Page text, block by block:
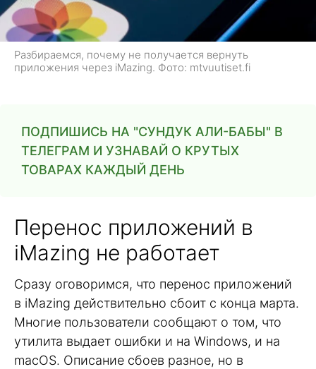
Разбираемся, почему не получается вернуть
приложения через iMazing. Фото: mtvuutiset.fi
ПОДПИШИСЬ НА "СУНДУК АЛИ-БАБЫ" В
ТЕЛЕГРАМ И УЗНАВАЙ О КРУТЫХ
ТОВАРАХ КАЖДЫЙ ДЕНЬ
Перенос приложений в
iMazing не работает
Сразу оговоримся, что перенос приложений
в iMazing действительно сбоит с конца марта.
Многие пользователи сообщают о том, что
утилита выдает ошибки и на Windows, и на
macOS. Описание сбоев разное, но в